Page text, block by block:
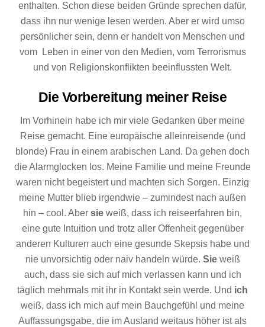
enthalten. Schon diese beiden Gründe sprechen dafür,
dass ihn nur wenige lesen werden. Aber er wird umso
persönlicher sein, denn er handelt von Menschen und
vom Leben in einer von den Medien, vom Terrorismus
und von Religionskonflikten beeinflussten Welt.
Die Vorbereitung meiner Reise
Im Vorhinein habe ich mir viele Gedanken über meine
Reise gemacht. Eine europäische alleinreisende (und
blonde) Frau in einem arabischen Land. Da gehen doch
die Alarmglocken los. Meine Familie und meine Freunde
waren nicht begeistert und machten sich Sorgen. Einzig
meine Mutter blieb irgendwie – zumindest nach außen
hin – cool. Aber sie weiß, dass ich reiseerfahren bin,
eine gute Intuition und trotz aller Offenheit gegenüber
anderen Kulturen auch eine gesunde Skepsis habe und
nie unvorsichtig oder naiv handeln würde. Sieweiß
auch, dass sie sich auf mich verlassen kann und ich
täglich mehrmals mit ihr in Kontakt sein werde. Und ich
weiß, dass ich mich auf mein Bauchgefühl und meine
Auffassungsgabe, die im Ausland weitaus höher ist als